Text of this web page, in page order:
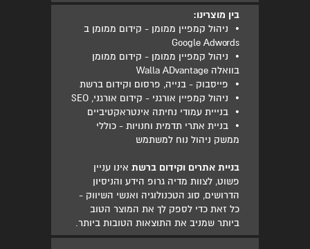
בין מוצרינו:
•
ניהול קמפיין ממומן - קידום ממומן ב
Google Adwords
•
ניהול קמפיין ממומן - קידום ממומן
בוואלה Walla ADvantage
• פייסבוק - בנייה, פרסום וקידום ברשת
• ניהול קמפיין אורגני - קידום אורגני, SEO
• בנייית עמודי נחיתה אינטראקטיביים
•
בניית אתרי תדמית וחנויות - כוללי
ממשק ניהול נוח למשתמש
בניית אתרים וקידום ברשתאינו עניין
פשוט, לצוות מדיה גרופ הידע והניסיון
הדרושים, סוג הטכנולוגיה ואנשי השיווק -
כל זאת כדי לספק לך את המוצר הטוב
ביותר שמניב את התוצאות הטובות ביותר.